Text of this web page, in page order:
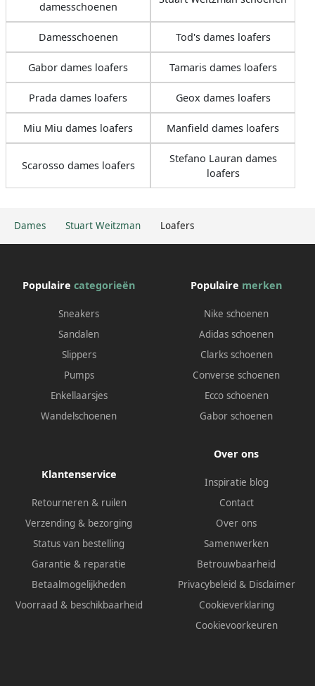
Dames Stuart Weitzman Loafers
damesschoenen
Damesschoenen Tod's dames loafers
Gabor dames loafers Tamaris dames loafers
Prada dames loafers Geox dames loafers
Miu Miu dames loafers Manfield dames loafers
Scarosso dames loafers
Stefano Lauran dames
loafers
Populaire categorieën
Sneakers
Sandalen
Slippers
Pumps
Enkellaarsjes
Wandelschoenen
Populaire merken
Nike schoenen
Adidas schoenen
Clarks schoenen
Converse schoenen
Ecco schoenen
Gabor schoenen
Klantenservice
Retourneren & ruilen
Verzending & bezorging
Status van bestelling
Garantie & reparatie
Betaalmogelijkheden
Voorraad & beschikbaarheid
Over ons
Inspiratie blog
Contact
Over ons
Samenwerken
Betrouwbaarheid
Privacybeleid & Disclaimer
Cookieverklaring
Cookievoorkeuren